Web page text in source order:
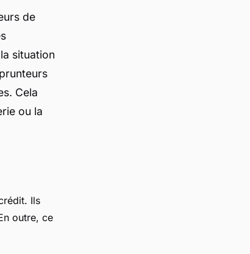
de
situation
Cela
ou la
Ils
outre, ce